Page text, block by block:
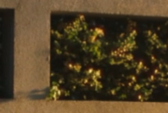
FAQ™ Pure Beauty-Tech
issa™ Teeth Whitening
Français
Italiano
Svenska
Türkçe
简体中文